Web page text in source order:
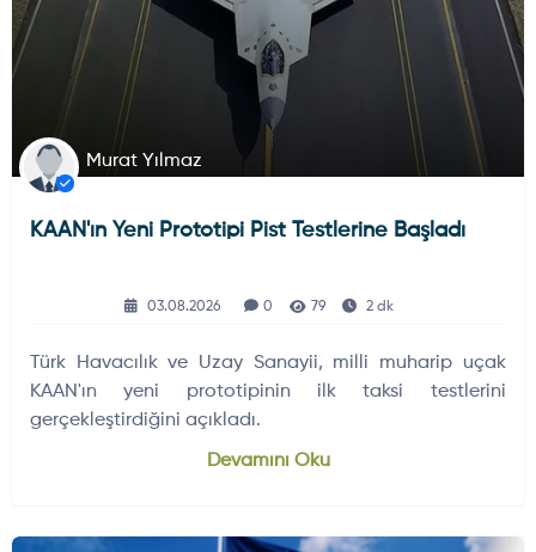
Murat Yılmaz
KAAN'ın Yeni Prototipi Pist Testlerine Başladı
03.08.2026 0 79 2 dk
Türk Havacılık ve Uzay Sanayii, milli muharip uçak
KAAN'ın yeni prototipinin ilk taksi testlerini
gerçekleştirdiğini açıkladı.
Devamını Oku
Uydu ve Uzay Haberi 44
Silah ve Mühimmatlar
Füze ve Roketler 226
Dünyadan Gelişmeler